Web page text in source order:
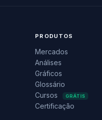
PRODUTOS
Mercados
Análises
Gráficos
Glossário
Cursos
GRÁTIS
Certificação